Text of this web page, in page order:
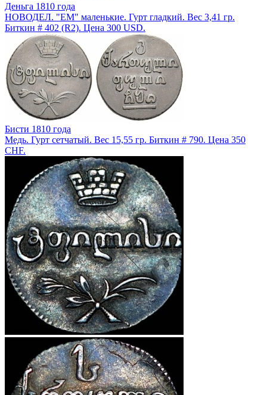
Деньга 1810 года
НОВОДЕЛ. "ЕМ" маленькие. Гурт гладкий. Вес 3,41 гр.
Биткин # 402 (R2). Цена 300 USD.
Бисти 1810 года
Медь. Гурт сетчатый. Вес 15,55 гр. Биткин # 790. Цена 350
CHF.